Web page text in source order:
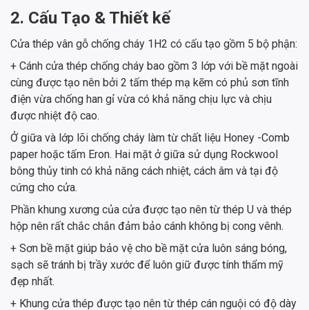
2. Cấu Tạo & Thiết kế
Cửa thép vân gỗ chống cháy 1H2 có cấu tạo gồm 5 bộ phận:
+ Cánh cửa thép chống cháy bao gồm 3 lớp với bề mặt ngoài
cùng được tạo nên bởi 2 tấm thép mạ kẽm có phủ sơn tĩnh
điện vừa chống han gỉ vừa có khả năng chịu lực và chịu
được nhiệt độ cao.
Ở giữa và lớp lõi chống cháy làm từ chất liệu Honey -Comb
paper hoặc tấm Eron. Hai mặt ở giữa sử dụng Rockwool
bông thủy tinh có khả năng cách nhiệt, cách âm và tại độ
cứng cho cửa.
Phần khung xương của cửa được tạo nên từ thép U và thép
hộp nên rất chắc chắn đảm bảo cánh không bị cong vênh.
+ Sơn bề mặt giúp bảo vệ cho bề mặt cửa luôn sáng bóng,
sạch sẽ tránh bị trầy xước để luôn giữ được tính thẩm mỹ
đẹp nhất.
+ Khung cửa thép được tạo nên từ thép cán nguội có độ dày